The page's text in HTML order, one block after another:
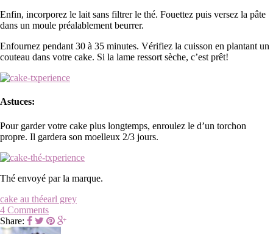
Enfin, incorporez le lait sans filtrer le thé. Fouettez puis versez la pâte
dans un moule préalablement beurrer.
Enfournez pendant 30 à 35 minutes. Vérifiez la cuisson en plantant un
couteau dans votre cake. Si la lame ressort sèche, c’est prêt!
Astuces:
Pour garder votre cake plus longtemps, enroulez le d’un torchon
propre. Il gardera son moelleux 2/3 jours.
Thé envoyé par la marque.
cake au théearl grey
4 Comments
Share: